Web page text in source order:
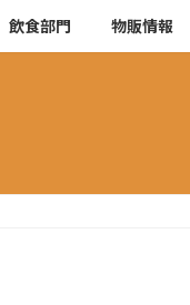
飲食部門 物販情報